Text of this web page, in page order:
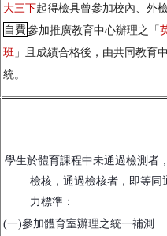
大三下起得檢具曾參加校內、外
自費參加推廣教育中心辦理之「
班 」且成績合格後，由共同教育
統。
學生於體育課程中未通過檢測者
檢核，通過檢核者，即等同
力標準：
(一)參加體育室辦理之統一補測